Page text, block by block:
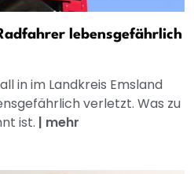
lebensgefährlich
in im Landkreis Emsland
verletzt. Was zu
ist. | mehr